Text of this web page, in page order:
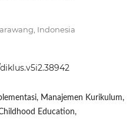
Indonesia
Manajemen Kurikulum,
Education,